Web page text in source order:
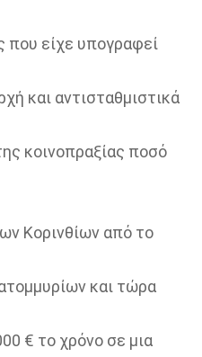
που είχε υπογραφεί
και αντισταθμιστικά
κοινοπραξίας ποσό
Κορινθίων από το
και τώρα
€ το χρόνο σε μια